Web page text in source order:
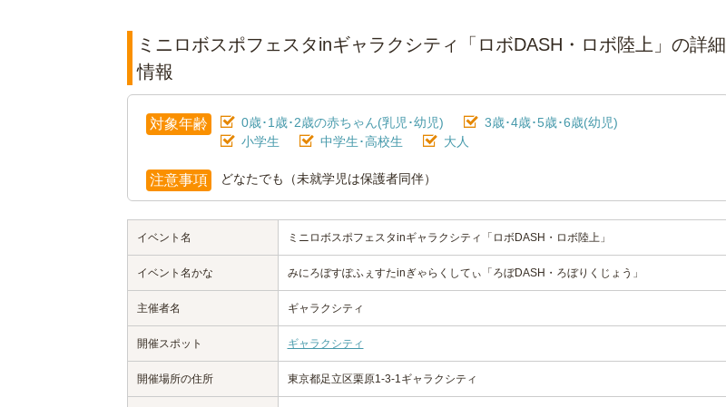
ミニロボスポフェスタinギャラクシティ「ロボDASH・ロボ陸上」の詳細
情報
対象年齢 0歳･1歳･2歳の赤ちゃん(乳児･幼児)
3歳･4歳･5歳･6歳(幼児)
小学生
中学生･高校生 大人
注意事項 どなたでも（未就学児は保護者同伴）
イベント名 ミニロボスポフェスタinギャラクシティ「ロボDASH・ロボ陸上」
イベント名かな みにろぼすぽふぇすたinぎゃらくしてぃ「ろぼDASH・ろぼりくじょう」
主催者名 ギャラクシティ
開催スポット ギャラクシティ
開催場所の住所 東京都足立区栗原1-3-1ギャラクシティ